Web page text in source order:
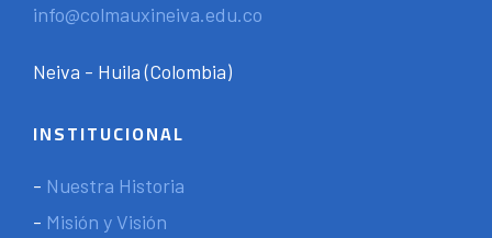
info@colmauxineiva.edu.co
Neiva - Huila (Colombia)
INSTITUCIONAL
- Nuestra Historia
- Misión y Visión